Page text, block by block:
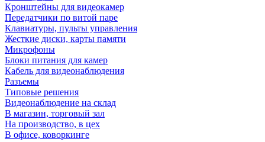
Кронштейны для видеокамер
Передатчики по витой паре
Клавиатуры, пульты управления
Жесткие диски, карты памяти
Микрофоны
Блоки питания для камер
Кабель для видеонаблюдения
Разъемы
Типовые решения
Видеонаблюдение на склад
В магазин, торговый зал
На производство, в цех
В офисе, коворкинге